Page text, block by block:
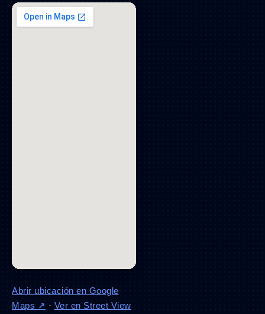
Abrir ubicación en Google
Maps ↗ · Ver en Street View